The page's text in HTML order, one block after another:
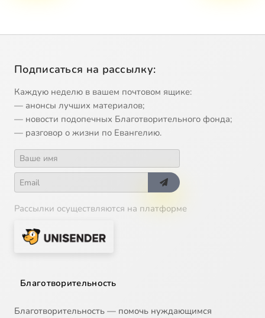
Подписаться на рассылку:
Каждую неделю в вашем почтовом ящике:
— анонсы лучших материалов;
— новости подопечных Благотворительного фонда;
— разговор о жизни по Евангелию.
Рассылки осуществляются на платформе
Благотворительность
Благотворительность — помочь нуждающимся